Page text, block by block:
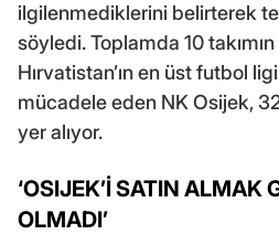
ilgilenmediklerini belirterek
söyledi. Toplamda 10
Hırvatistan’ın en üst futbol
mücadele eden NK Osijek,
yer alıyor.
‘OSIJEK’İ SATIN ALMAK
OLMADI’